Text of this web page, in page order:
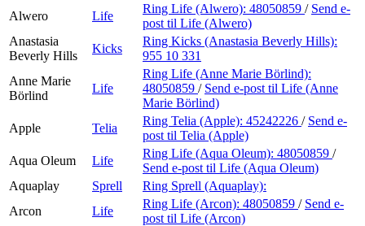
Alwero
Life
Ring Life (Alwero): 48050859 / Send e-
post til Life (Alwero)
Anastasia
Beverly Hills
Kicks
Ring Kicks (Anastasia Beverly Hills):
955 10 331
Anne Marie
Börlind
Life
Ring Life (Anne Marie Börlind):
48050859 / Send e-post til Life (Anne
Marie Börlind)
Apple
Telia
Ring Telia (Apple): 45242226 / Send e-
post til Telia (Apple)
Aqua Oleum
Life
Ring Life (Aqua Oleum): 48050859 /
Send e-post til Life (Aqua Oleum)
Aquaplay
Sprell
Ring Sprell (Aquaplay):
Arcon
Life
Ring Life (Arcon): 48050859 / Send e-
post til Life (Arcon)